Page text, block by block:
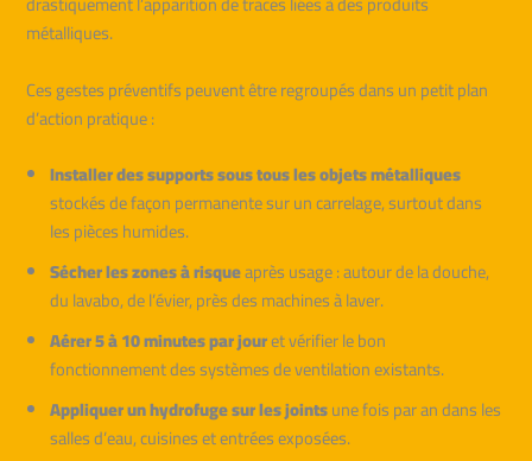
métalliques.
Ces gestes préventifs peuvent être regroupés dans un petit plan
d’action pratique :
Installer des supports sous tous les objets métalliques
stockés de façon permanente sur un carrelage, surtout dans
les pièces humides.
Sécher les zones à risqueaprès usage : autour de la douche,
du lavabo, de l’évier, près des machines à laver.
Aérer 5 à 10 minutes par jouret vérifier le bon
fonctionnement des systèmes de ventilation existants.
Appliquer un hydrofuge sur les jointsune fois par an dans les
salles d’eau, cuisines et entrées exposées.